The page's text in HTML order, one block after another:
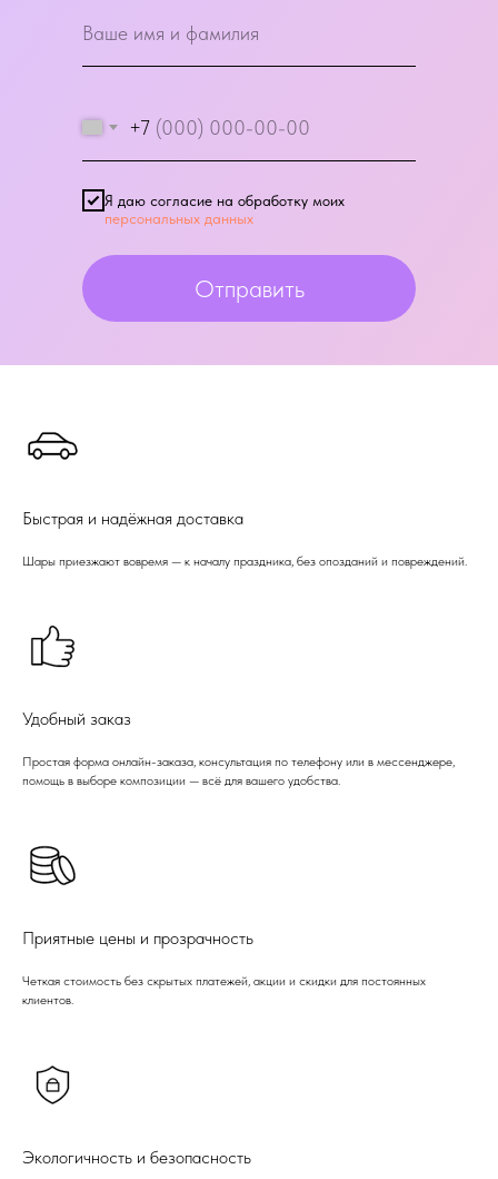
+7
Я даю согласие на обработку моих
персональных данных
Отправить
Быстрая и надёжная доставка
Шары приезжают вовремя — к началу праздника, без опозданий и повреждений.
Удобный заказ
Простая форма онлайн-заказа, консультация по телефону или в мессенджере,
помощь в выборе композиции — всё для вашего удобства.
Приятные цены и прозрачность
Четкая стоимость без скрытых платежей, акции и скидки для постоянных
клиентов.
Экологичность и безопасность